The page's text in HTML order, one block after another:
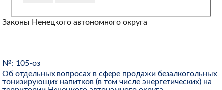
Законы Ненецкого автономного округа
№: 105-оз
Об отдельных вопросах в сфере продажи безалкогольных
тонизирующих напитков (в том числе энергетических) на